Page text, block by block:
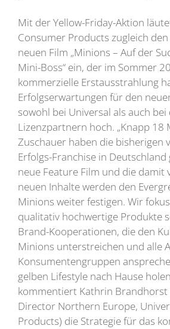
Mit der Yellow-Friday-Aktion
Consumer Products zugleich
neuen Film „Minions – Auf der
Mini-Boss“ ein, der im Sommer
kommerzielle Erstausstrahlung
Erfolgserwartungen für den
sowohl bei Universal als auch
Lizenzpartnern hoch. „Knapp 18
Zuschauer haben die bisherigen
Erfolgs-Franchise in Deutschland
neue Feature Film und die damit
neuen Inhalte werden den
Minions weiter festigen. Wir
qualitativ hochwertige Produkte
Brand-Kooperationen, die den
Minions unterstreichen und alle
Konsumentengruppen
gelben Lifestyle nach Hause
kommentiert Kathrin Brandhorst
Director Northern Europe,
Products) die Strategie für das